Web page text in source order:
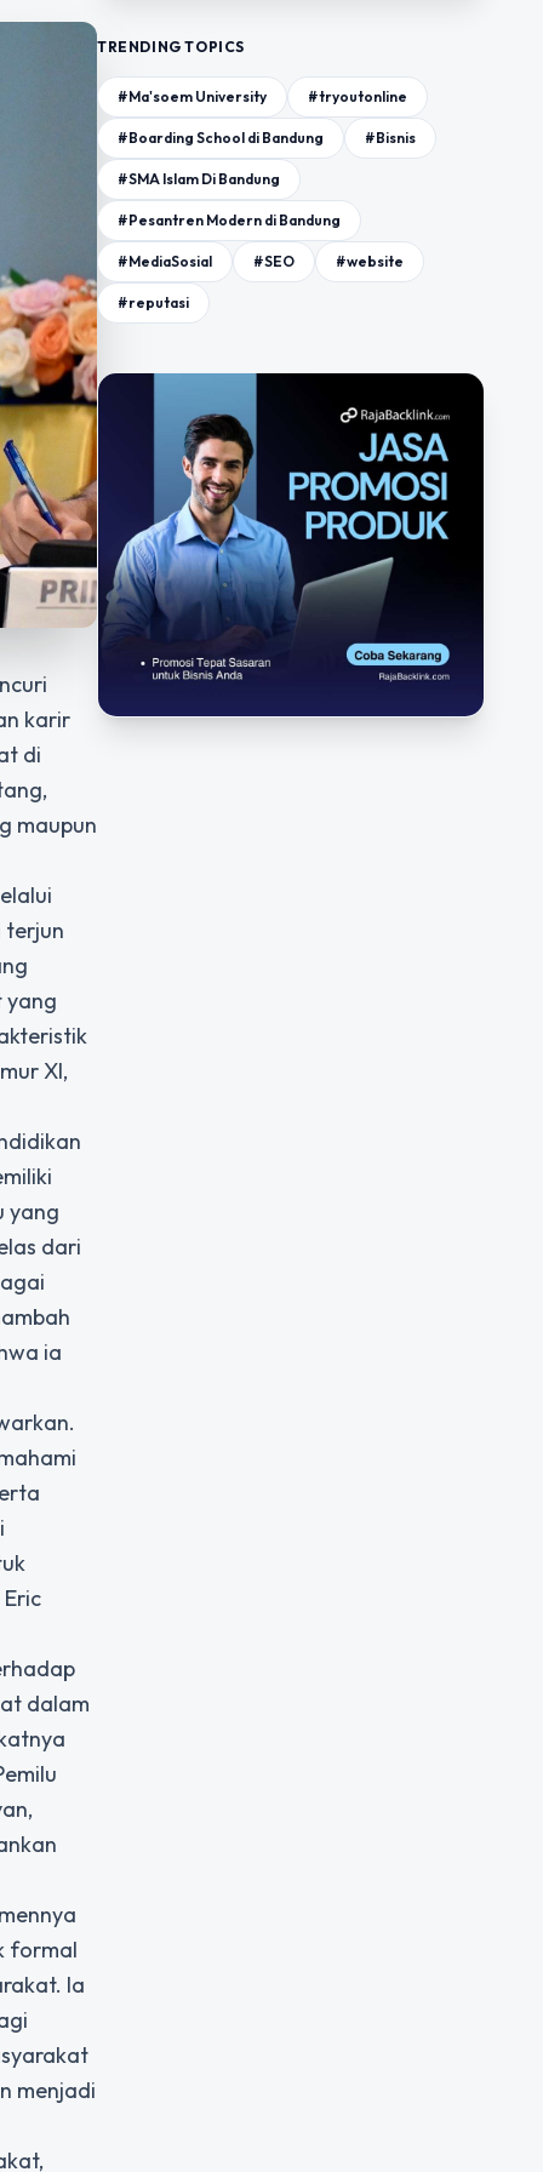
karir
di
maupun
terjun
yang
XI,
yang
dari
ia
dalam
formal
Ia
menjadi
TRENDING TOPICS
#Ma'soem University #tryoutonline
#Boarding School di Bandung #Bisnis
#SMA Islam Di Bandung
#Pesantren Modern di Bandung
#MediaSosial #SEO #website
#reputasi